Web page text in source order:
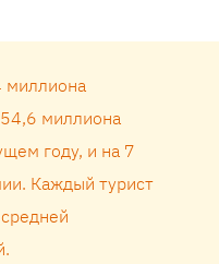
миллиона
54,6 миллиона
году, и на 7
Каждый турист